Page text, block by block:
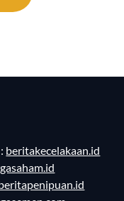
beritakecelakaan.id